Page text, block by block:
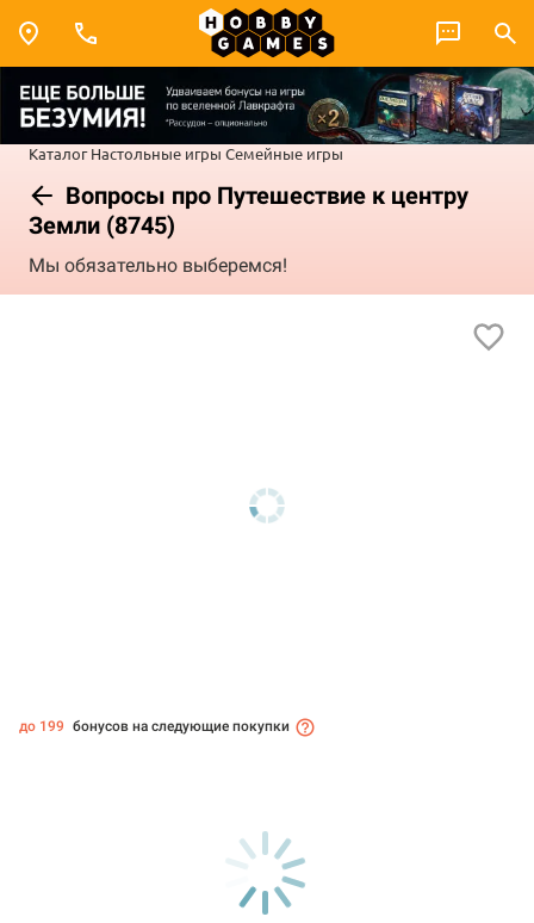
Каталог Настольные игры Семейные игры
Вопросы про Путешествие к центру
Земли (8745)
Мы обязательно выберемся!
до 199 бонусов на следующие покупки